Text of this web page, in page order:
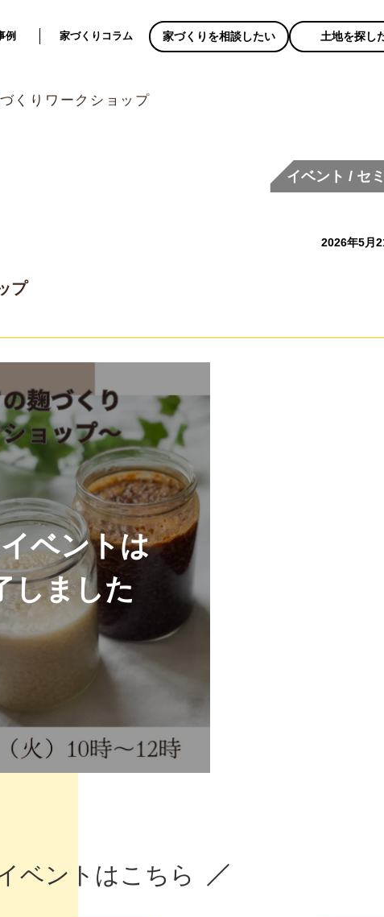
例 家づくりコラム 家づくりを相談したい 土地を探し
くりワークショップ
イベント / セ
2026年5月
プ
ベントは
しました
ベントはこちら